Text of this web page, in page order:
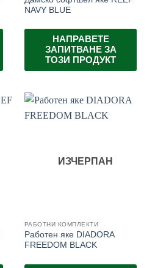
NAVY BLUE
НАПРАВЕТЕ
ЗАПИТВАНЕ ЗА
ТОЗИ ПРОДУКТ
ИЗЧЕРПАН
РАБОТНИ КОМПЛЕКТИ
Работен яке DIADORA
FREEDOM BLACK